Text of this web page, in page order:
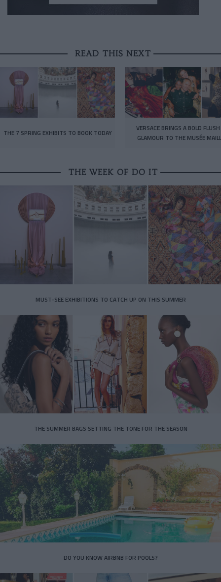
READ THIS NEXT
THE 7 SPRING EXHIBITS TO BOOK TODAY
VERSACE BRINGS A BOLD
GLAMOUR TO THE MUSÉE
THE WEEK OF DO IT
MUST-SEE EXHIBITIONS TO CATCH UP ON THIS SUMMER
THE SUMMER BAGS SETTING THE TONE FOR THE SEASON
DO YOU KNOW AIRBNB FOR POOLS?